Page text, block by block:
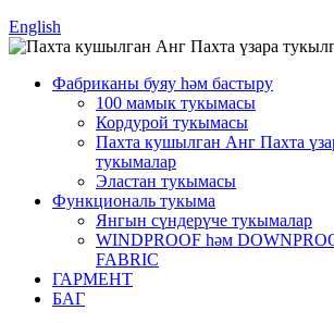
English
Фабриканы буяу һәм бастыру
100 мамык тукымасы
Кордурой тукымасы
Пахта кушылган Анг Пахта
тукымалар
Эластан тукымасы
Функциональ тукыма
Янгын сүндерүче тукымалар
WINDPROOF һәм
FABRIC
ГАРМЕНТ
БАГ